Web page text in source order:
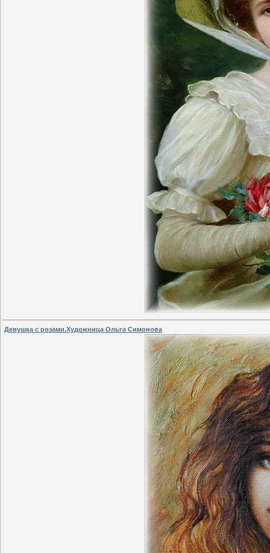
Девушка с розами.Художница Ольга Симонова